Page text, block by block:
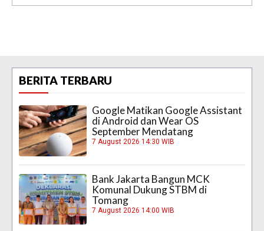
BERITA TERBARU
Google Matikan Google Assistant
di Android dan Wear OS
September Mendatang
7 August 2026 14:30 WIB
Bank Jakarta Bangun MCK
Komunal Dukung STBM di
Tomang
7 August 2026 14:00 WIB